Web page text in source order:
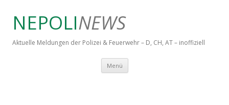
NEPOLINEWS
Aktuelle Meldungen der Polizei & Feuerwehr – D, CH, AT – inoffiziell
Menü Springe zum Inhalt